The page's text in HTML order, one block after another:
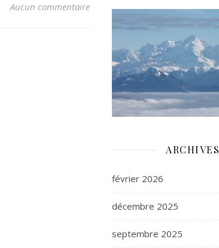
Aucun commentaire
ARCHIVES
février 2026
décembre 2025
septembre 2025